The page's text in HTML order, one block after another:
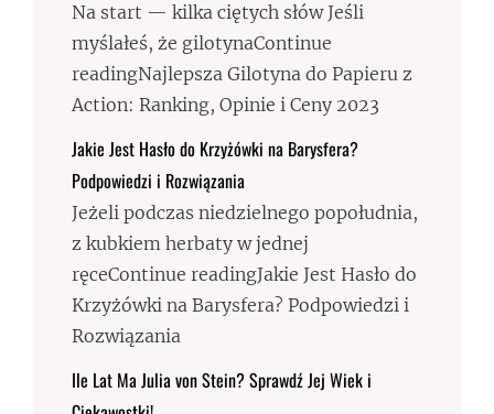
Na start — kilka ciętych słów Jeśli
myślałeś, że gilotynaContinue
readingNajlepsza Gilotyna do Papieru z
Action: Ranking, Opinie i Ceny 2023
Jakie Jest Hasło do Krzyżówki na Barysfera?
Podpowiedzi i Rozwiązania
Jeżeli podczas niedzielnego popołudnia,
z kubkiem herbaty w jednej
ręceContinue readingJakie Jest Hasło do
Krzyżówki na Barysfera? Podpowiedzi i
Rozwiązania
Ile Lat Ma Julia von Stein? Sprawdź Jej Wiek i